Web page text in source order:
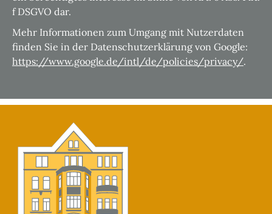
f DSGVO dar.
Mehr Informationen zum Umgang mit Nutzerdaten
finden Sie in der Datenschutzerklärung von Google:
https://www.google.de/intl/de/policies/privacy/.